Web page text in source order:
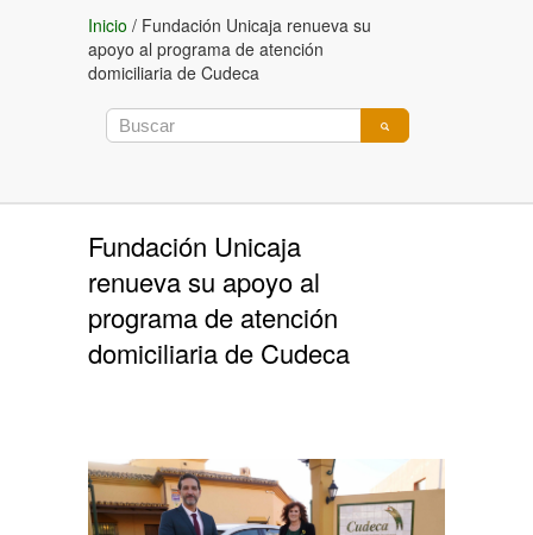
Inicio / Fundación Unicaja renueva su
apoyo al programa de atención
domiciliaria de Cudeca
Fundación Unicaja
renueva su apoyo al
programa de atención
domiciliaria de Cudeca